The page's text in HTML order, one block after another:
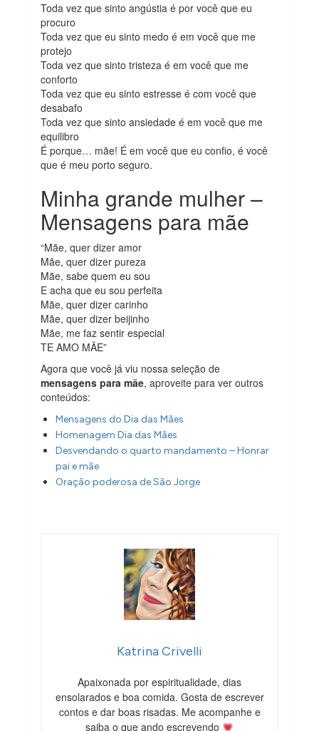
Toda vez que sinto angústia é por você que eu
procuro
Toda vez que eu sinto medo é em você que me
protejo
Toda vez que sinto tristeza é em você que me
conforto
Toda vez que eu sinto estresse é com você que
desabafo
Toda vez que sinto ansiedade é em você que me
equilibro
É porque… mãe! É em você que eu confio, é você
que é meu porto seguro.
Minha grande mulher –
Mensagens para mãe
“Mãe, quer dizer amor
Mãe, quer dizer pureza
Mãe, sabe quem eu sou
E acha que eu sou perfeita
Mãe, quer dizer carinho
Mãe, quer dizer beijinho
Mãe, me faz sentir especial
TE AMO MÃE”
Agora que você já viu nossa seleção de
mensagens para mãe, aproveite para ver outros
conteúdos:
Mensagens do Dia das Mães
Homenagem Dia das Mães
Desvendando o quarto mandamento – Honrar
pai e mãe
Oração poderosa de São Jorge
Katrina Crivelli
Apaixonada por espiritualidade, dias
ensolarados e boa comida. Gosta de escrever
contos e dar boas risadas. Me acompanhe e
saiba o que ando escrevendo